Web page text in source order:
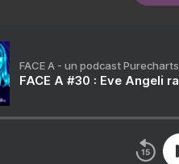
FACE A - un podcast Purecharts
FACE A #30 : Eve Angeli